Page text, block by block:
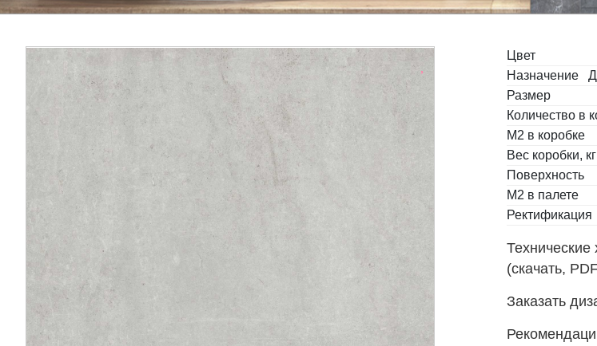
Цвет
Назначение
Размер
Количество в
М2 в коробке
Вес коробки, кг
Поверхность
М2 в палете
Ректификация
Технические
(скачать,
Заказать